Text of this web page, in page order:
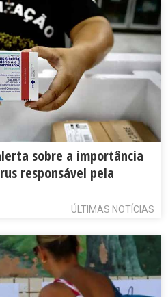
sobre a importância
responsável pela
ÚLTIMAS NOTÍCIAS